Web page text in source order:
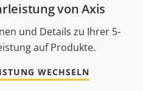
von Axis
und Details zu Ihrer 5-
auf Produkte.
WECHSELN